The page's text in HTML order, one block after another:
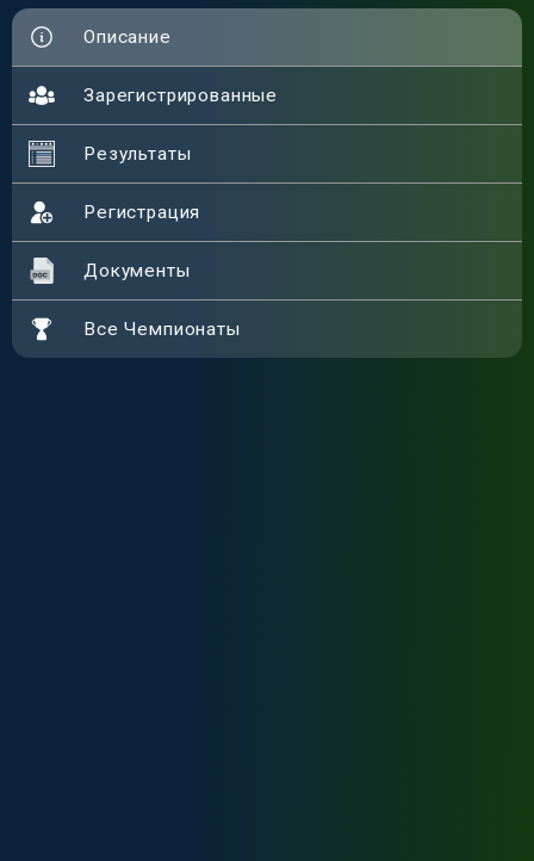
Описание
Зарегистрированные
Результаты
Регистрация
Документы
Все Чемпионаты